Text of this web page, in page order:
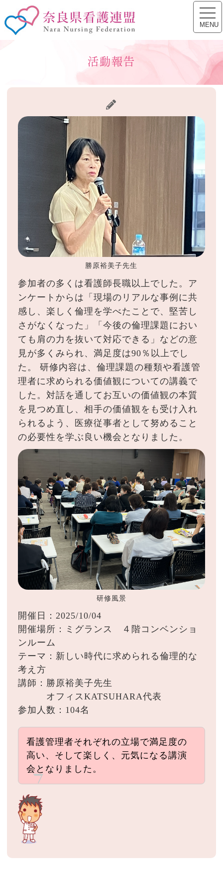
奈良県看護連盟
MENU
活動報告
勝原裕美子先生
参加者の多くは看護師長職以上でした。ア
ンケートからは「現場のリアルな事例に共
感し、楽しく倫理を学べたことで、堅苦し
さがなくなった」「今後の倫理課題におい
ても肩の力を抜いて対応できる」などの意
見が多くみられ、満足度は90％以上でし
た。 研修内容は、倫理課題の種類や看護管
理者に求められる価値観についての講義で
した。対話を通してお互いの価値観の本質
を見つめ直し、相手の価値観をも受け入れ
られるよう、医療従事者として努めること
の必要性を学ぶ良い機会となりました。
研修風景
開催日：2025/10/04
開催場所：ミグランス ４階コンベンショ
ンルーム
テーマ：新しい時代に求められる倫理的な
考え方
講師：勝原裕美子先生
オフィスKATSUHARA代表
参加人数：104名
看護管理者それぞれの立場で満足度の
高い、そして楽しく、元気になる講演
会となりました。